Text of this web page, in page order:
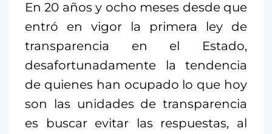
En 20 años y ocho meses desde que
entró en vigor la primera ley de
transparencia en el Estado,
desafortunadamente la tendencia
de quienes han ocupado lo que hoy
son las unidades de transparencia
es buscar evitar las respuestas, al